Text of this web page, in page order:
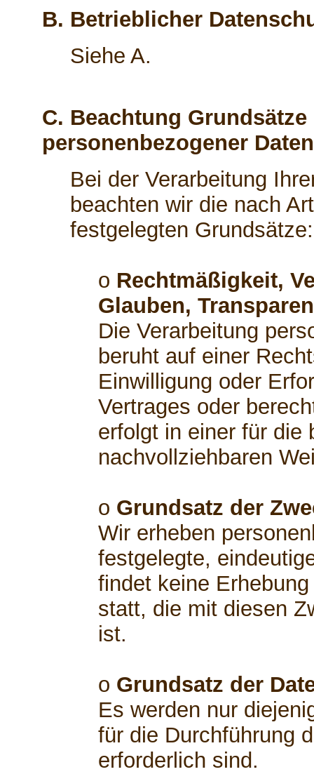
B. Betrieblicher
Siehe A.
C. Beachtung
personenbezogener Daten
Bei der Verarbeitung
beachten wir die nach
festgelegten Grundsätze:
o Rechtmäßigkeit,
Glauben,
Die Verarbeitung
beruht auf einer
Einwilligung oder
Vertrages oder
erfolgt in einer für die
nachvollziehbaren
o Grundsatz der
Wir erheben
festgelegte,
findet keine
statt, die mit diesen
ist.
o Grundsatz der
Es werden nur
für die Durchführung
erforderlich sind.